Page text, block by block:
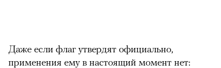
Даже если флаг утвердят официально,
применения ему в настоящий момент нет: